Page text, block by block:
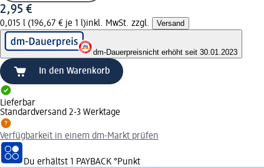
2,95 €
0,015 l (196,67 € je 1 l)inkl. MwSt. zzgl. Versand
dm-Dauerpreisnicht erhöht seit 30.01.2023
In den Warenkorb
Lieferbar
Standardversand 2-3 Werktage
Verfügbarkeit in einem dm-Markt prüfen
Du erhältst 1 PAYBACK °Punkt